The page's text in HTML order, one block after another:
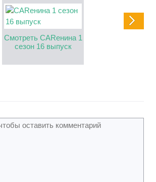
Смотреть CARенина 1
сезон 16 выпуск